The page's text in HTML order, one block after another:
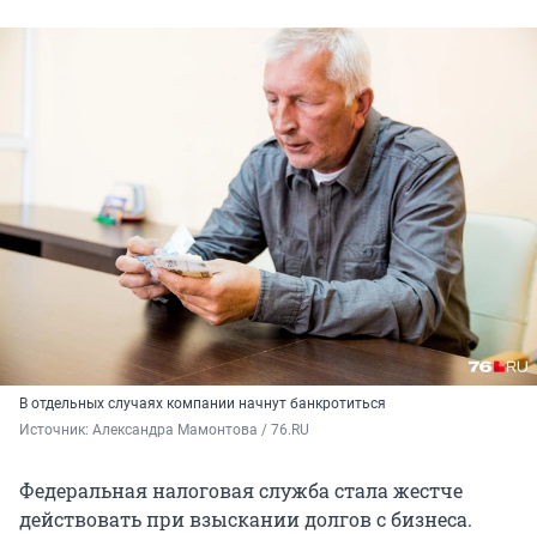
В отдельных случаях компании начнут банкротиться
Источник: Александра Мамонтова / 76.RU
Федеральная налоговая служба стала жестче
действовать при взыскании долгов с бизнеса.